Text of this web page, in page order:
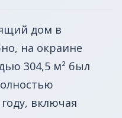
дом в
на окраине
304,5 м² был
включая